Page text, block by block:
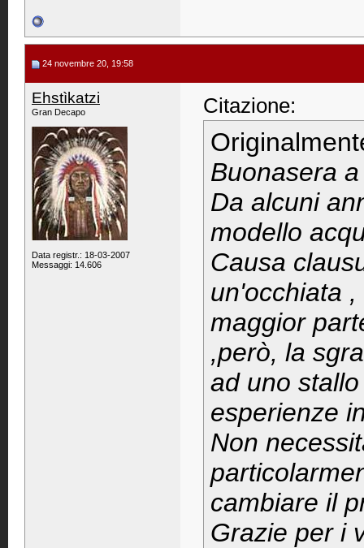
24 novembre 20, 19:58
Ehstìkatzi
Gran Decapo
Data registr.: 18-03-2007
Messaggi: 14.606
Citazione:
Buonasera
Da alcuni
modello
Causa
un'occhiata
maggior
,però, la
ad uno
esperienze
Non
cambiare il
Grazie per i